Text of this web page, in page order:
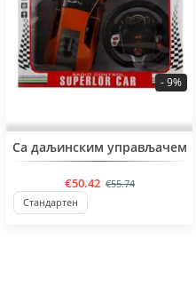
Са даљинским управљачем
€50.42 €55.74
- 9%
Стандартен